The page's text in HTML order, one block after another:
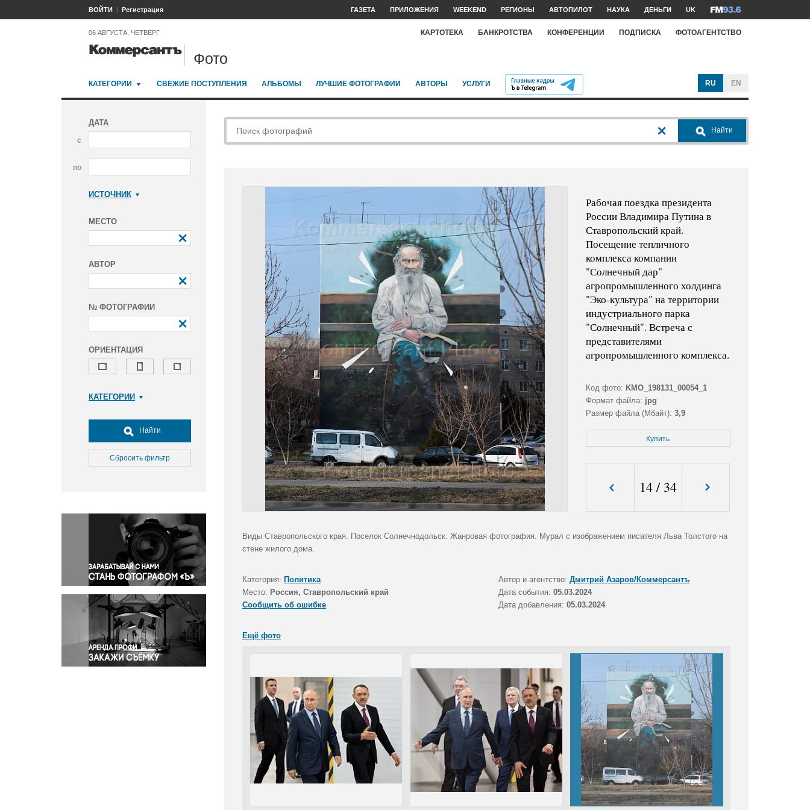
ВОЙТИ Регистрация ГАЗЕТА ПРИЛОЖЕНИЯ WEEKEND РЕГИОНЫ АВТОПИЛОТ НАУКА ДЕНЬГИ UK
06 АВГУСТА, ЧЕТВЕРГ КАРТОТЕКА БАНКРОТСТВА КОНФЕРЕНЦИИ ПОДПИСКА ФОТОАГЕНТСТВО
Фото
КАТЕГОРИИ СВЕЖИЕ ПОСТУПЛЕНИЯ АЛЬБОМЫ ЛУЧШИЕ ФОТОГРАФИИ АВТОРЫ УСЛУГИ RU EN
ДАТА
с
по
ИСТОЧНИК
МЕСТО
АВТОР
№ ФОТОГРАФИИ
ОРИЕНТАЦИЯ
КАТЕГОРИИ
Досуг, туризм и отдых
Культура
Медицина
Окружающая среда
Политика
Правосудие
Происшествия и конфликты
Религия
Светская жизнь
Спорт
Экология
Экономика и бизнес
Найти
Сбросить фильтр
Найти
Рабочая поездка президента
России Владимира Путина в
Ставропольский край.
Посещение тепличного
комплекса компании
"Солнечный дар"
агропромышленного холдинга
"Эко-культура" на территории
индустриального парка
"Солнечный". Встреча с
представителями
агропромышленного комплекса.
Код фото: KMO_198131_00054_1
Формат файла: jpg
Размер файла (Мбайт): 3,9
Купить
14/ 34
Виды Ставропольского края. Поселок Солнечнодольск. Жанровая фотография. Мурал с изображением писателя Льва Толстого на
стене жилого дома.
Категория: Политика Автор и агентство: Дмитрий Азаров/Коммерсантъ
Место: Россия, Ставропольский край Дата события: 05.03.2024
Сообщить об ошибке
Дата добавления: 05.03.2024
Ещё фото